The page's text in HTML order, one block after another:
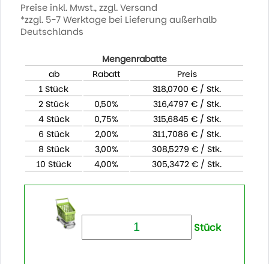
Preise inkl. Mwst., zzgl. Versand
*zzgl. 5-7 Werktage bei Lieferung außerhalb
Deutschlands
Mengenrabatte
ab
Rabatt
Preis
1 Stück
318,0700 € / Stk.
2 Stück
0,50%
316,4797 € / Stk.
4 Stück
0,75%
315,6845 € / Stk.
6 Stück
2,00%
311,7086 € / Stk.
8 Stück
3,00%
308,5279 € / Stk.
10 Stück
4,00% 305,3472 € / Stk.
Stück